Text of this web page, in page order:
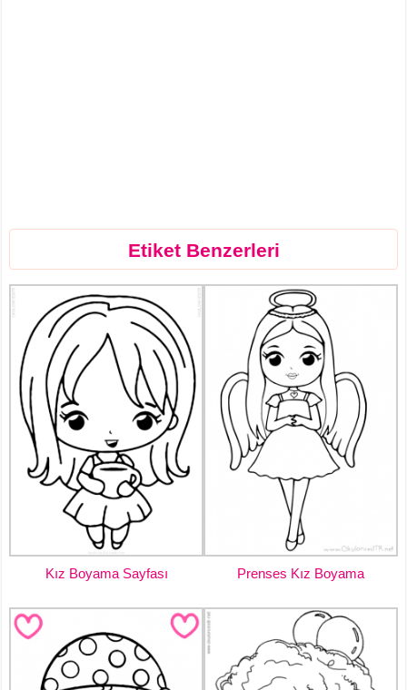
Etiket Benzerleri
Kız Boyama Sayfası Prenses Kız Boyama